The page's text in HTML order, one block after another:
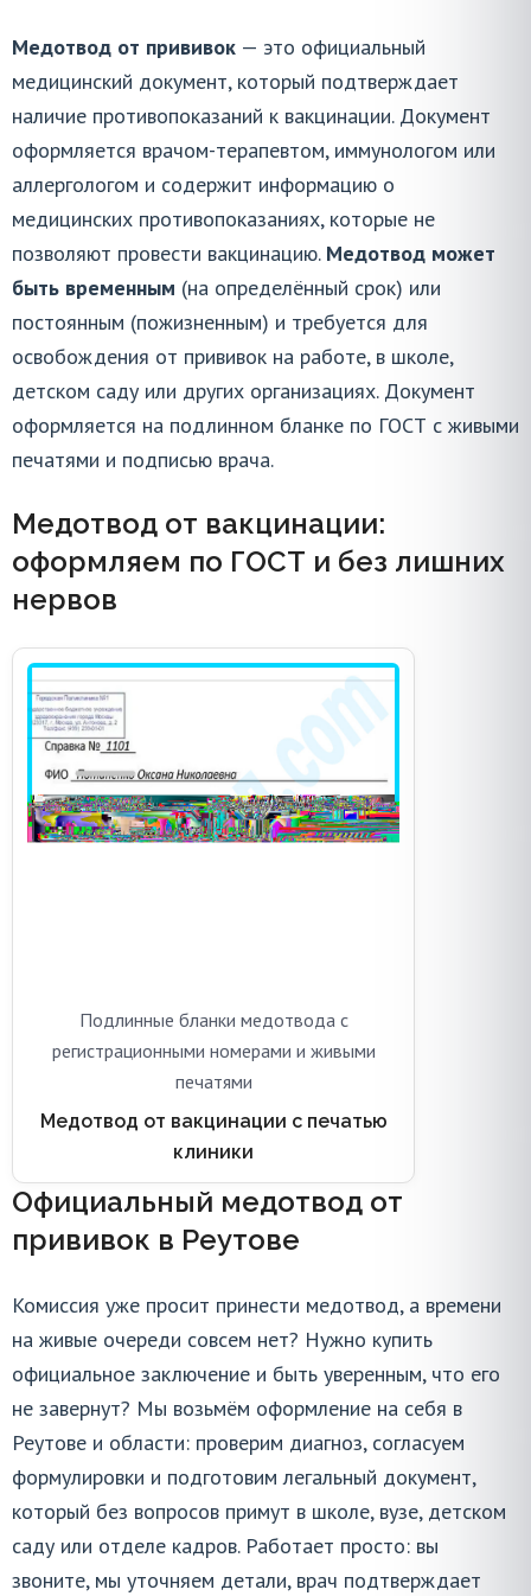
дополнительных походов по кабинетам по всем
районам Балашихи и МО? Мы проверим диагноз,
подготовим подлинный бланк по ГОСТ и доставим
документ с печатями туда, где вас ждут.
Медицинский центр/Справки и анализы/
Медотвод от прививок
ПОЗВОНИТЬ
8 (495) 178-03-17
Ежедневно с 09:00 до 20:00
Медотвод от прививок — это официальный
медицинский документ, который подтверждает
наличие противопоказаний к вакцинации. Документ
оформляется врачом-терапевтом, иммунологом или
аллергологом и содержит информацию о
медицинских противопоказаниях, которые не
позволяют провести вакцинацию. Медотвод может
быть временным (на определённый срок) или
постоянным (пожизненным) и требуется для
освобождения от прививок на работе, в школе,
детском саду или других организациях. Документ
оформляется на подлинном бланке по ГОСТ с живыми
печатями и подписью врача.
Медотвод от вакцинации:
оформляем по ГОСТ и без лишних
нервов
Подлинные бланки медотвода с
регистрационными номерами и живыми
печатями
Медотвод от вакцинации с печатью
клиники
Официальный медотвод от
прививок в Реутове
Комиссия уже просит принести медотвод, а времени
на живые очереди совсем нет? Нужно купить
официальное заключение и быть уверенным, что его
не завернут? Мы возьмём оформление на себя в
Реутове и области: проверим диагноз, согласуем
формулировки и подготовим легальный документ,
который без вопросов примут в школе, вузе, детском
саду или отделе кадров. Работает просто: вы
звоните, мы уточняем детали, врач подтверждает